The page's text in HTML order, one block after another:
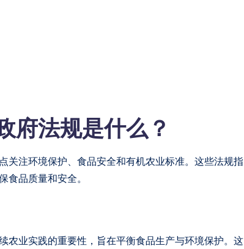
府法规是什么？
关注环境保护、食品安全和有机农业标准。这些法规指
食品质量和安全。
农业实践的重要性，旨在平衡食品生产与环境保护。这